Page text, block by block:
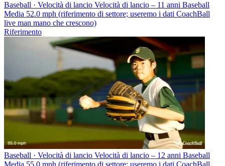
Baseball · Velocità di lancio Velocità di lancio – 11 anni Baseball
Media 52.0 mph (riferimento di settore; useremo i dati CoachBall
live man mano che crescono)
Riferimento
Baseball · Velocità di lancio Velocità di lancio – 12 anni Baseball